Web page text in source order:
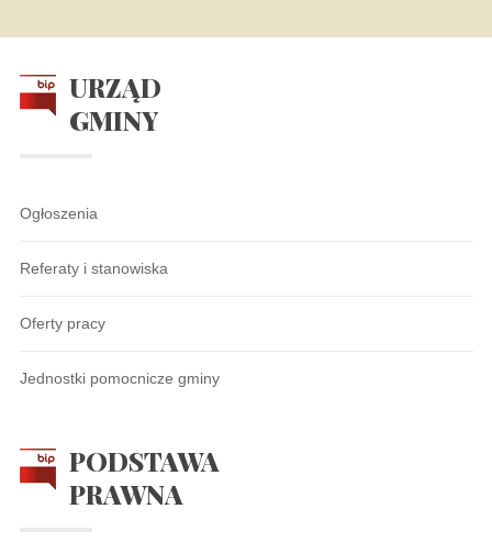
URZĄD
GMINY
Ogłoszenia
Referaty i stanowiska
Oferty pracy
Jednostki pomocnicze gminy
PODSTAWA
PRAWNA